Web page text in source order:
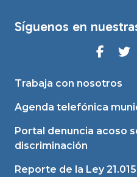
Síguenos en
Trabaja con nosotros
Agenda telefónica
Portal denuncia acoso
discriminación
Reporte de la Ley 21.015